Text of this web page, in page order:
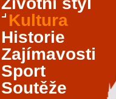
Kultura
Historie
Zajímavosti
Sport
Soutěže